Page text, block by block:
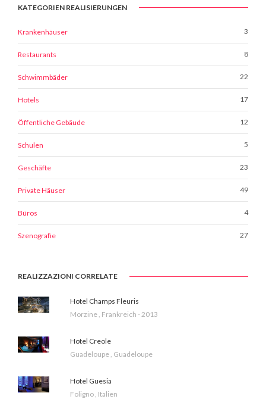
KATEGORIEN REALISIERUNGEN
Krankenhäuser 3
Restaurants 8
Schwimmbäder 22
Hotels 17
Öffentliche Gebäude 12
Schulen 5
Geschäfte 23
Private Häuser 49
Büros 4
Szenografie 27
REALIZZAZIONI CORRELATE
Hotel Champs Fleuris
Morzine , Frankreich - 2013
Hotel Creole
Guadeloupe , Guadeloupe
Hotel Guesia
Foligno , Italien